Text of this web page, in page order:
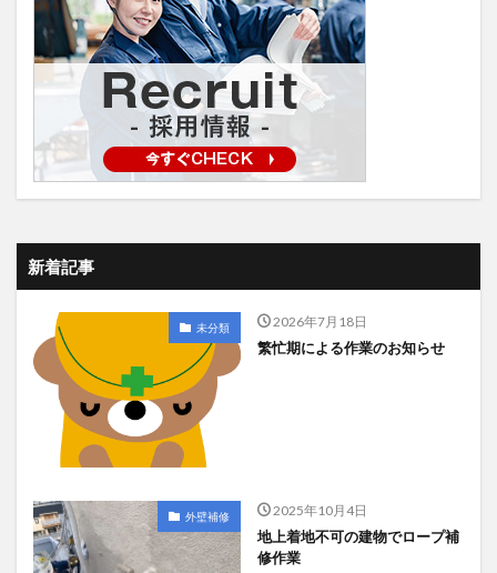
新着記事
未分類 2026年7月18日
繁忙期による作業のお知らせ
外壁補修 2025年10月4日
地上着地不可の建物でロープ補
修作業